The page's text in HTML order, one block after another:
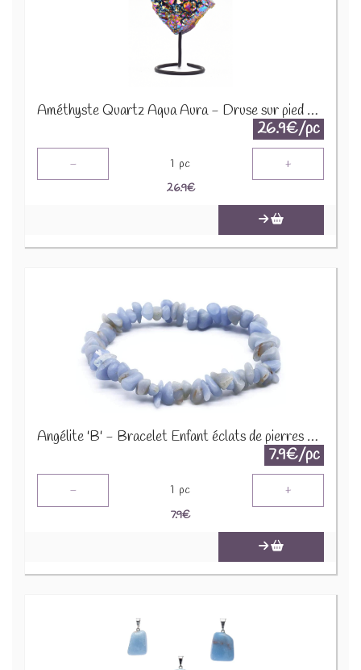
Améthyste Quartz Aqua Aura - Druse sur pied en métal DAT3
26.9€/pc
- 1 pc +
26.9€
Angélite 'B' - Bracelet Enfant éclats de pierres BRC-ANG
7.9€/pc
- 1 pc +
7.9€